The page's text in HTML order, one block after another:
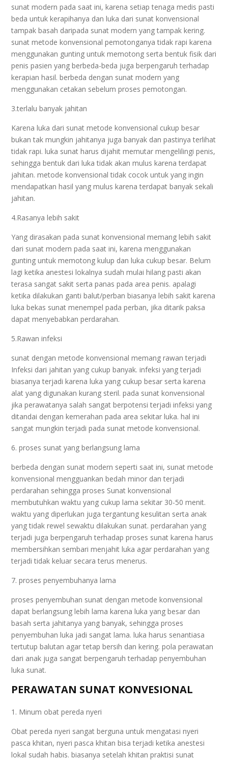
sunat modern pada saat ini, karena setiap tenaga medis pasti
beda untuk kerapihanya dan luka dari sunat konvensional
tampak basah daripada sunat modern yang tampak kering.
sunat metode konvensional pemotonganya tidak rapi karena
menggunakan gunting untuk memotong serta bentuk fisik dari
penis pasien yang berbeda-beda juga berpengaruh terhadap
kerapian hasil. berbeda dengan sunat modern yang
menggunakan cetakan sebelum proses pemotongan.
3.terlalu banyak jahitan
Karena luka dari sunat metode konvensional cukup besar
bukan tak mungkin jahitanya juga banyak dan pastinya terlihat
tidak rapi. luka sunat harus dijahit memutar mengelilingi penis,
sehingga bentuk dari luka tidak akan mulus karena terdapat
jahitan. metode konvensional tidak cocok untuk yang ingin
mendapatkan hasil yang mulus karena terdapat banyak sekali
jahitan.
4.Rasanya lebih sakit
Yang dirasakan pada sunat konvensional memang lebih sakit
dari sunat modern pada saat ini, karena menggunakan
gunting untuk memotong kulup dan luka cukup besar. Belum
lagi ketika anestesi lokalnya sudah mulai hilang pasti akan
terasa sangat sakit serta panas pada area penis. apalagi
ketika dilakukan ganti balut/perban biasanya lebih sakit karena
luka bekas sunat menempel pada perban, jika ditarik paksa
dapat menyebabkan perdarahan.
5.Rawan infeksi
sunat dengan metode konvensional memang rawan terjadi
Infeksi dari jahitan yang cukup banyak. infeksi yang terjadi
biasanya terjadi karena luka yang cukup besar serta karena
alat yang digunakan kurang steril. pada sunat konvensional
jika perawatanya salah sangat berpotensi terjadi infeksi yang
ditandai dengan kemerahan pada area sekitar luka. hal ini
sangat mungkin terjadi pada sunat metode konvensional.
6. proses sunat yang berlangsung lama
berbeda dengan sunat modern seperti saat ini, sunat metode
konvensional mengguankan bedah minor dan terjadi
perdarahan sehingga proses Sunat konvensional
membutuhkan waktu yang cukup lama sekitar 30-50 menit.
waktu yang diperlukan juga tergantung kesulitan serta anak
yang tidak rewel sewaktu dilakukan sunat. perdarahan yang
terjadi juga berpengaruh terhadap proses sunat karena harus
membersihkan sembari menjahit luka agar perdarahan yang
terjadi tidak keluar secara terus menerus.
7. proses penyembuhanya lama
proses penyembuhan sunat dengan metode konvensional
dapat berlangsung lebih lama karena luka yang besar dan
basah serta jahitanya yang banyak, sehingga proses
penyembuhan luka jadi sangat lama. luka harus senantiasa
tertutup balutan agar tetap bersih dan kering. pola perawatan
dari anak juga sangat berpengaruh terhadap penyembuhan
luka sunat.
PERAWATAN SUNAT KONVESIONAL
1. Minum obat pereda nyeri
Obat pereda nyeri sangat berguna untuk mengatasi nyeri
pasca khitan, nyeri pasca khitan bisa terjadi ketika anestesi
lokal sudah habis. biasanya setelah khitan praktisi sunat